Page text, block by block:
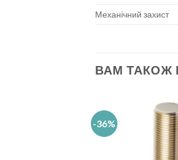
Механічний захист
ВАМ ТАКОЖ
-36%